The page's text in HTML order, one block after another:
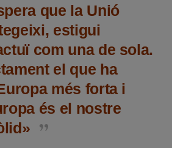
que la Unió
estigui
com una de sola.
el que ha
més forta i
és el nostre